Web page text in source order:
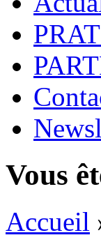
Vous
Accueil